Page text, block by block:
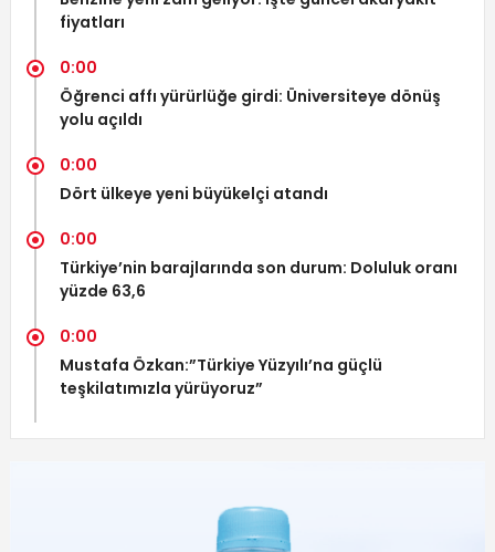
fiyatları
0:00
Öğrenci affı yürürlüğe girdi: Üniversiteye dönüş
yolu açıldı
0:00
Dört ülkeye yeni büyükelçi atandı
0:00
Türkiye’nin barajlarında son durum: Doluluk oranı
yüzde 63,6
0:00
Mustafa Özkan:”Türkiye Yüzyılı’na güçlü
teşkilatımızla yürüyoruz”